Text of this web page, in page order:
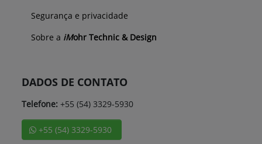
Segurança e privacidade
Sobre a iMohr Technic & Design
DADOS DE CONTATO
Telefone: +55 (54) 3329-5930
+55 (54) 3329-5930